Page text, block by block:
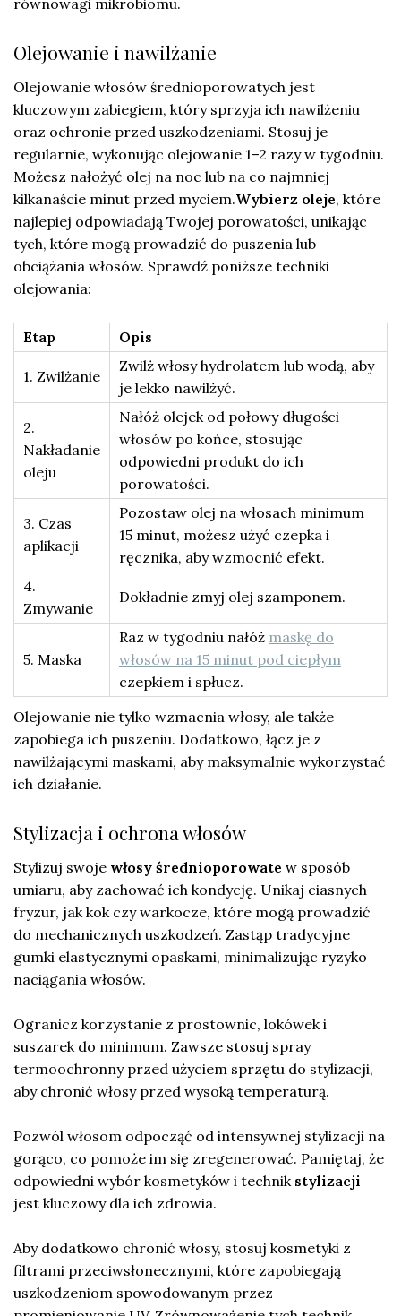
Olejowanie i nawilżanie
Olejowanie włosów średnioporowatych jest
kluczowym zabiegiem, który sprzyja ich nawilżeniu
oraz ochronie przed uszkodzeniami. Stosuj je
regularnie, wykonując olejowanie 1–2 razy w tygodniu.
Możesz nałożyć olej na noc lub na co najmniej
kilkanaście minut przed myciem.Wybierz oleje, które
najlepiej odpowiadają Twojej porowatości, unikając
tych, które mogą prowadzić do puszenia lub
obciążania włosów. Sprawdź poniższe techniki
olejowania:
Etap Opis
1. Zwilżanie
Zwilż włosy hydrolatem lub wodą, aby
je lekko nawilżyć.
2.
Nakładanie
oleju
Nałóż olejek od połowy długości
włosów po końce, stosując
odpowiedni produkt do ich
porowatości.
3. Czas
aplikacji
Pozostaw olej na włosach minimum
15 minut, możesz użyć czepka i
ręcznika, aby wzmocnić efekt.
4.
Zmywanie
Dokładnie zmyj olej szamponem.
5. Maska
Raz w tygodniu nałóż maskę do
włosów na 15 minut pod ciepłym
czepkiem i spłucz.
Olejowanie nie tylko wzmacnia włosy, ale także
zapobiega ich puszeniu. Dodatkowo, łącz je z
nawilżającymi maskami, aby maksymalnie wykorzystać
ich działanie.
Stylizacja i ochrona włosów
Stylizuj swoje włosy średnioporowate w sposób
umiaru, aby zachować ich kondycję. Unikaj ciasnych
fryzur, jak kok czy warkocze, które mogą prowadzić
do mechanicznych uszkodzeń. Zastąp tradycyjne
gumki elastycznymi opaskami, minimalizując ryzyko
naciągania włosów.
Ogranicz korzystanie z prostownic, lokówek i
suszarek do minimum. Zawsze stosuj spray
termoochronny przed użyciem sprzętu do stylizacji,
aby chronić włosy przed wysoką temperaturą.
Pozwól włosom odpocząć od intensywnej stylizacji na
gorąco, co pomoże im się zregenerować. Pamiętaj, że
odpowiedni wybór kosmetyków i technik stylizacji
jest kluczowy dla ich zdrowia.
Aby dodatkowo chronić włosy, stosuj kosmetyki z
filtrami przeciwsłonecznymi, które zapobiegają
uszkodzeniom spowodowanym przez